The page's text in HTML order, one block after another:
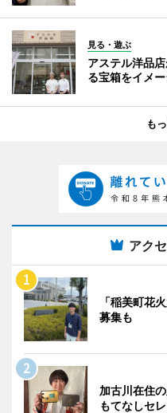
見る・遊ぶ
アステル洋品
る宝箱をイメ
も
アク
「稲美町花
募集も
加古川在住
もてなしセ